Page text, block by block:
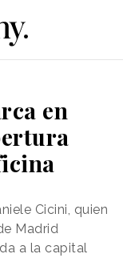
en
Cicini, quien
Madrid
a la capital